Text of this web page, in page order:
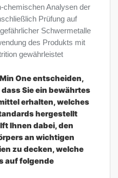
chemischen Analysen der
Prüfung auf
Schwermetalle
des Produkts mit
gewährleistet
One entscheiden,
Sie ein bewährtes
erhalten, welches
hergestellt
Ihnen dabei, den
an wichtigen
zu decken, welche
auf folgende